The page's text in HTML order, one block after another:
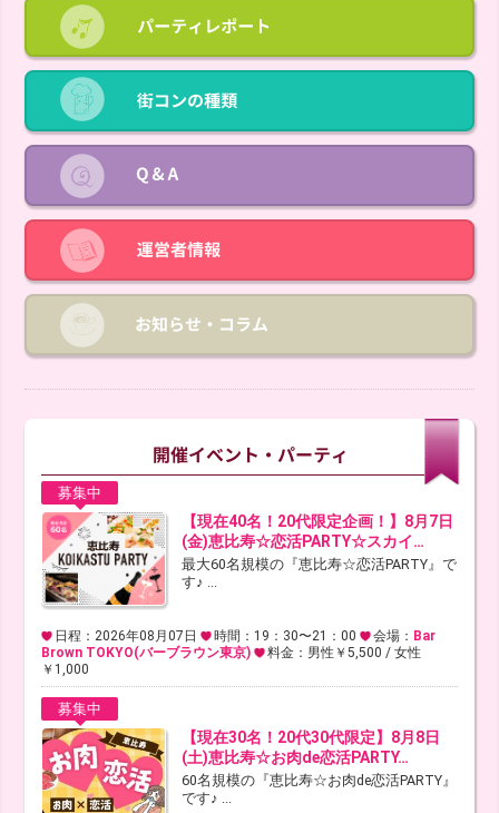
募集中
【現在40名！20代限定企画！】8月7日
(金)恵比寿☆恋活PARTY☆スカイ…
最大60名規模の『恵比寿☆恋活PARTY』で
す♪ ...
日程：2026年08月07日 時間：19：30〜21：00 会場： Bar
Brown TOKYO(バーブラウン東京)
料金：男性￥5,500 / 女性
￥1,000
募集中
【現在30名！20代30代限定】8月8日
(土)恵比寿☆お肉de恋活PARTY…
60名規模の『恵比寿☆お肉de恋活PARTY』
です♪ ...